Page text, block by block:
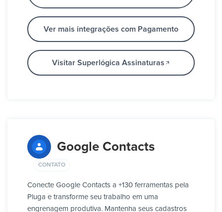
Ver mais integrações com Pagamento
Visitar Superlógica Assinaturas
Google Contacts
CONTATO
Conecte Google Contacts a +130 ferramentas pela
Pluga e transforme seu trabalho em uma
engrenagem produtiva. Mantenha seus cadastros